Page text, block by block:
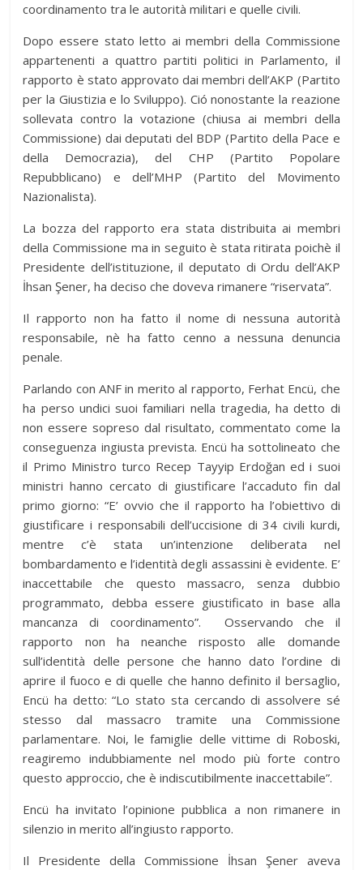
coordinamento tra le autorità militari e quelle civili.
Dopo essere stato letto ai membri della Commissione
appartenenti a quattro partiti politici in Parlamento, il
rapporto è stato approvato dai membri dell’AKP (Partito
per la Giustizia e lo Sviluppo). Ció nonostante la reazione
sollevata contro la votazione (chiusa ai membri della
Commissione) dai deputati del BDP (Partito della Pace e
della Democrazia), del CHP (Partito Popolare
Repubblicano) e dell’MHP (Partito del Movimento
Nazionalista).
La bozza del rapporto era stata distribuita ai membri
della Commissione ma in seguito è stata ritirata poichè il
Presidente dell’istituzione, il deputato di Ordu dell’AKP
İhsan Şener, ha deciso che doveva rimanere “riservata”.
Il rapporto non ha fatto il nome di nessuna autorità
responsabile, nè ha fatto cenno a nessuna denuncia
penale.
Parlando con ANF in merito al rapporto, Ferhat Encü, che
ha perso undici suoi familiari nella tragedia, ha detto di
non essere sopreso dal risultato, commentato come la
conseguenza ingiusta prevista. Encü ha sottolineato che
il Primo Ministro turco Recep Tayyip Erdoğan ed i suoi
ministri hanno cercato di giustificare l’accaduto fin dal
primo giorno: “E’ ovvio che il rapporto ha l’obiettivo di
giustificare i responsabili dell’uccisione di 34 civili kurdi,
mentre c’è stata un’intenzione deliberata nel
bombardamento e l’identità degli assassini è evidente. E’
inaccettabile che questo massacro, senza dubbio
programmato, debba essere giustificato in base alla
mancanza di coordinamento”. Osservando che il
rapporto non ha neanche risposto alle domande
sull’identità delle persone che hanno dato l’ordine di
aprire il fuoco e di quelle che hanno definito il bersaglio,
Encü ha detto: “Lo stato sta cercando di assolvere sé
stesso dal massacro tramite una Commissione
parlamentare. Noi, le famiglie delle vittime di Roboski,
reagiremo indubbiamente nel modo più forte contro
questo approccio, che è indiscutibilmente inaccettabile”.
Encü ha invitato l’opinione pubblica a non rimanere in
silenzio in merito all’ingiusto rapporto.
Il Presidente della Commissione İhsan Şener aveva